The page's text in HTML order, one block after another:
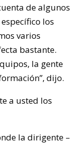
de algunos
los
varios
bastante.
la gente
dijo.
a usted los
la dirigente –